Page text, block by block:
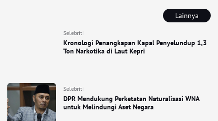
Lainnya
Selebriti
Kronologi Penangkapan Kapal Penyelundup 1,3
Ton Narkotika di Laut Kepri
Selebriti
DPR Mendukung Perketatan Naturalisasi WNA
untuk Melindungi Aset Negara